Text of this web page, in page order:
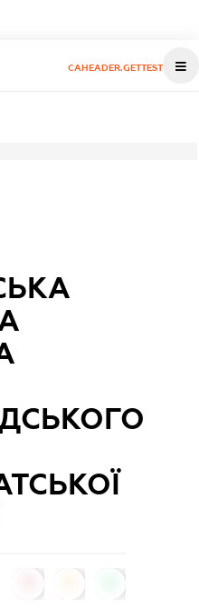
CAHEADER.GETTEST